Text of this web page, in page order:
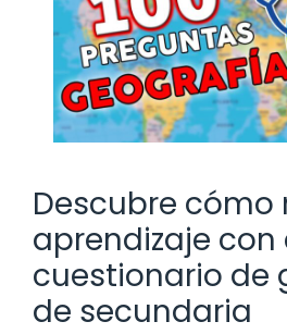
Descubre cómo
aprendizaje con
cuestionario de
de secundaria